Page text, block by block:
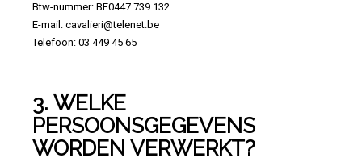
Btw-nummer: BE0447 739 132
E-mail: cavalieri@telenet.be
Telefoon: 03 449 45 65
3. WELKE
PERSOONSGEGEVENS
WORDEN VERWERKT?